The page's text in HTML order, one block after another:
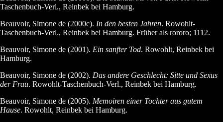
Taschenbuch-Verl., Reinbek bei Hamburg.
Beauvoir, Simone de (2000c). In den besten Jahren. Rowohlt-
Taschenbuch-Verl., Reinbek bei Hamburg. Früher als rororo; 1112.
Beauvoir, Simone de (2001). Ein sanfter Tod. Rowohlt, Reinbek bei
Hamburg.
Beauvoir, Simone de (2002). Das andere Geschlecht: Sitte und Sexus
der Frau. Rowohlt-Taschenbuch-Verl., Reinbek bei Hamburg.
Beauvoir, Simone de (2005). Memoiren einer Tochter aus gutem
Hause. Rowohlt, Reinbek bei Hamburg.